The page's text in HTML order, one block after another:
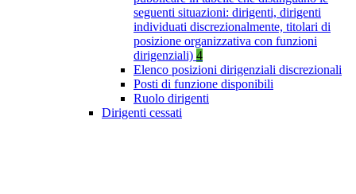
seguenti situazioni: dirigenti, dirigenti
individuati discrezionalmente, titolari di
posizione organizzativa con funzioni
dirigenziali) 4
Elenco posizioni dirigenziali discrezionali
Posti di funzione disponibili
Ruolo dirigenti
Dirigenti cessati